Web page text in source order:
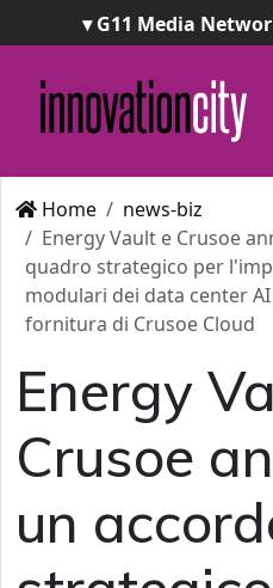
▾ G11 Media
ImpresaCity |
Awards
Italian Project
Awards
Home
news-biz
Energy Vault e Crusoe
quadro strategico per
modulari dei data center
fornitura di Crusoe Cloud
Energy
Crusoe
un